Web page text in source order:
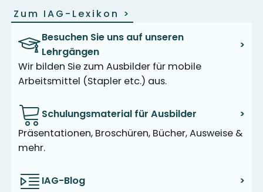
Zum IAG-Lexikon >
Besuchen Sie uns auf unseren
Lehrgängen
>
Wir bilden Sie zum Ausbilder für mobile
Arbeitsmittel (Stapler etc.) aus.
Schulungsmaterial für Ausbilder
>
Präsentationen, Broschüren, Bücher, Ausweise &
mehr.
IAG-Blog
>